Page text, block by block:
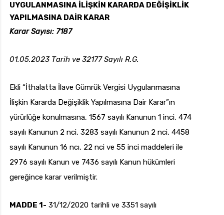
Pzt — Cmt: 09:00 — 18:00
UYGULANMASINA İLİŞKİN KARARDA DEĞİŞİKLİK
YAPILMASINA DAİR KARAR
Karar Sayısı: 7187
01.05.2023 Tarih ve 32177 Sayılı R.G.
Ekli “İthalatta İlave Gümrük Vergisi Uygulanmasına
İlişkin Kararda Değişiklik Yapılmasına Dair Karar”ın
yürürlüğe konulmasına, 1567 sayılı Kanunun 1 inci, 474
sayılı Kanunun 2 nci, 3283 sayılı Kanunun 2 nci, 4458
sayılı Kanunun 16 ncı, 22 nci ve 55 inci maddeleri ile
2976 sayılı Kanun ve 7436 sayılı Kanun hükümleri
gereğince karar verilmiştir.
MADDE 1- 31/12/2020 tarihli ve 3351 sayılı